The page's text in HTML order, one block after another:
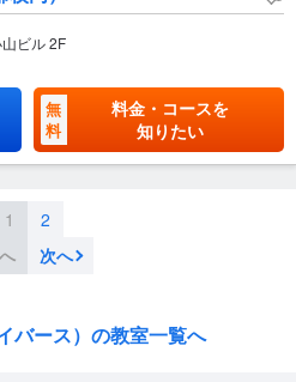
ビル 2F
無
料
料金・コースを
知りたい
1
2
次へ
バース）の教室一覧へ